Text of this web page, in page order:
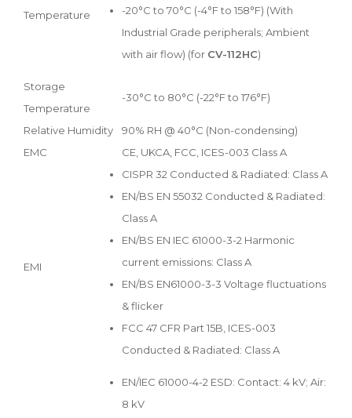
Temperature
-20°C to 70°C (-4°F to 158°F) (With
Industrial Grade peripherals; Ambient
with air flow) (for CV-112HC)
Storage
Temperature
-30°C to 80°C (-22°F to 176°F)
Relative Humidity
90% RH @ 40°C (Non-condensing)
EMC
CE, UKCA, FCC, ICES-003 Class A
EMI
CISPR 32 Conducted & Radiated: Class A
EN/BS EN 55032 Conducted & Radiated:
Class A
EN/BS EN IEC 61000-3-2 Harmonic
current emissions: Class A
EN/BS EN61000-3-3 Voltage fluctuations
& flicker
FCC 47 CFR Part 15B, ICES-003
Conducted & Radiated: Class A
EN/IEC 61000-4-2 ESD: Contact: 4 kV; Air:
8 kV